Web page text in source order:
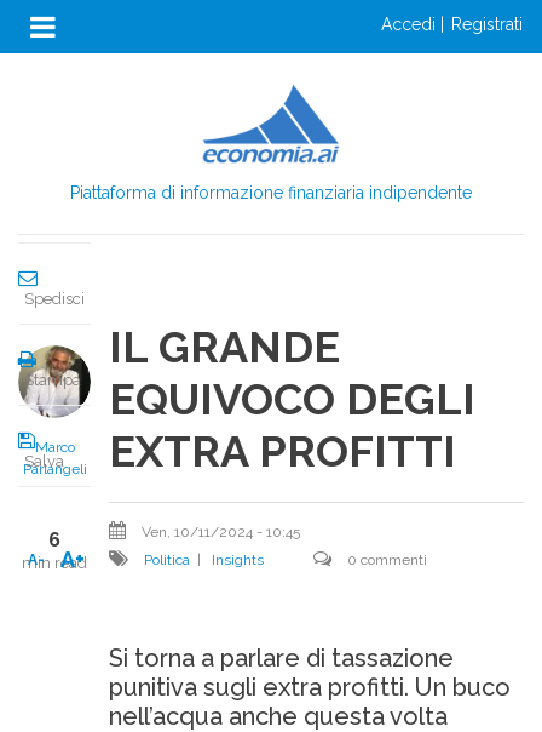
SaltaAnon
Menu
accedi registrati
Piattaforma di informazione finanziaria indipendente
Marco
Parlangeli
6
min read
Condividi
Spedisci
Stampa
Salva
A- A+
IL GRANDE
EQUIVOCO DEGLI
EXTRA PROFITTI
Ven, 10/11/2024 - 10:45
Politica
Insights 0 commenti
Si torna a parlare di tassazione
punitiva sugli extra profitti. Un buco
nell’acqua anche questa volta